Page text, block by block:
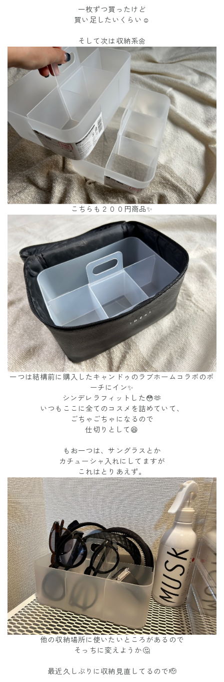
一枚ずつ買ったけど
買い足したいくらい☺️
そして次は収納系🌼
こちらも２００円商品✨
一つは結構前に購入したキャンドゥのラブホームコラボのポ
ーチにイン✨
シンデレラフィットした😳🫶
いつもここに全てのコスメを詰めていて、
ごちゃごちゃになるので
仕切りとして😆
もお一つは、サングラスとか
カチューシャ入れにしてますが
これはとりあえず。
他の収納場所に使いたいところがあるので
そっちに変えようか🤔
最近久しぶりに収納見直してるので🫡